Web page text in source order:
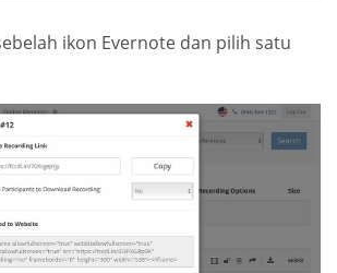
ikon Evernote dan pilih satu